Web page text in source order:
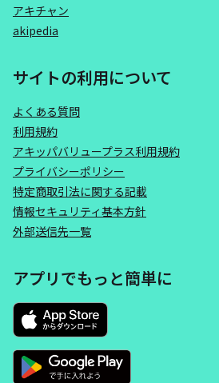
アキチャン
akipedia
サイトの利用について
よくある質問
利用規約
アキッパバリュープラス利用規約
プライバシーポリシー
特定商取引法に関する記載
情報セキュリティ基本方針
外部送信先一覧
アプリでもっと簡単に